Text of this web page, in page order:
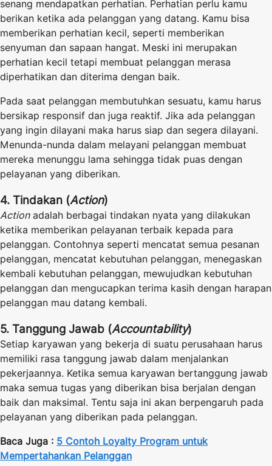
senang mendapatkan perhatian. Perhatian perlu kamu
berikan ketika ada pelanggan yang datang. Kamu bisa
memberikan perhatian kecil, seperti memberikan
senyuman dan sapaan hangat. Meski ini merupakan
perhatian kecil tetapi membuat pelanggan merasa
diperhatikan dan diterima dengan baik.
Pada saat pelanggan membutuhkan sesuatu, kamu harus
bersikap responsif dan juga reaktif. Jika ada pelanggan
yang ingin dilayani maka harus siap dan segera dilayani.
Menunda-nunda dalam melayani pelanggan membuat
mereka menunggu lama sehingga tidak puas dengan
pelayanan yang diberikan.
4. Tindakan (Action)
Actionadalah berbagai tindakan nyata yang dilakukan
ketika memberikan pelayanan terbaik kepada para
pelanggan. Contohnya seperti mencatat semua pesanan
pelanggan, mencatat kebutuhan pelanggan, menegaskan
kembali kebutuhan pelanggan, mewujudkan kebutuhan
pelanggan dan mengucapkan terima kasih dengan harapan
pelanggan mau datang kembali.
5. Tanggung Jawab (Accountability)
Setiap karyawan yang bekerja di suatu perusahaan harus
memiliki rasa tanggung jawab dalam menjalankan
pekerjaannya. Ketika semua karyawan bertanggung jawab
maka semua tugas yang diberikan bisa berjalan dengan
baik dan maksimal. Tentu saja ini akan berpengaruh pada
pelayanan yang diberikan pada pelanggan.
Baca Juga : 5 Contoh Loyalty Program untuk
Mempertahankan Pelanggan